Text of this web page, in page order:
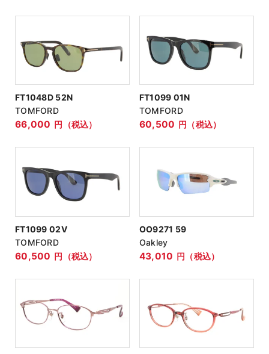
FT1048D 52N
TOMFORD
66,000 円（税込）
FT1099 01N
TOMFORD
60,500 円（税込）
FT1099 02V
TOMFORD
60,500 円（税込）
OO9271 59
Oakley
43,010 円（税込）